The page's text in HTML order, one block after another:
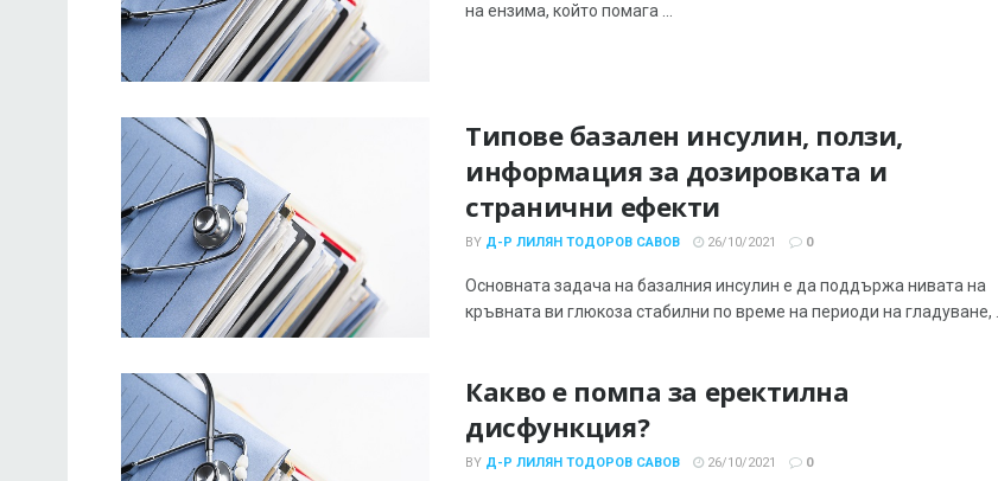
на ензима, който помага ...
Типове базален инсулин, ползи,
информация за дозировката и
странични ефекти
BY Д-Р ЛИЛЯН ТОДОРОВ САВОВ 26/10/2021 0
Основната задача на базалния инсулин е да поддържа нивата на
кръвната ви глюкоза стабилни по време на периоди на гладуване, ...
Какво е помпа за еректилна
дисфункция?
BY Д-Р ЛИЛЯН ТОДОРОВ САВОВ 26/10/2021 0